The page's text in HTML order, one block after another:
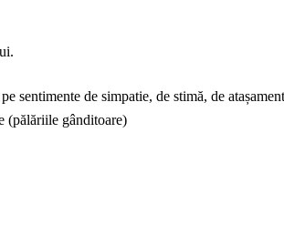
sentimente de simpatie, de stimă, de
(pălăriile gânditoare)